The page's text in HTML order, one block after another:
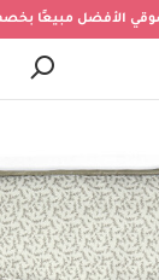
الأفضل مبيعًا بخصم